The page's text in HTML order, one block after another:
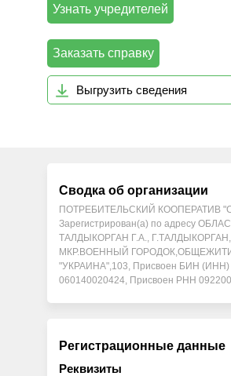
Узнать учредителей
Заказать справку
Выгрузить сведения
Сводка об организации
ПОТРЕБИТЕЛЬСКИЙ КООПЕРАТИВ
Зарегистрирован(а) по адресу
ТАЛДЫКОРГАН Г.А., Г.ТАЛДЫКОРГАН,
МКР.ВОЕННЫЙ
"УКРАИНА",103, Присвоен БИН (ИНН)
060140020424, Присвоен РНН
Регистрационные данные
Реквизиты